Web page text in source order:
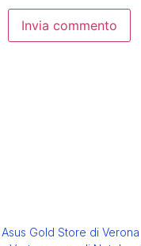
Asus Gold Store di Verona